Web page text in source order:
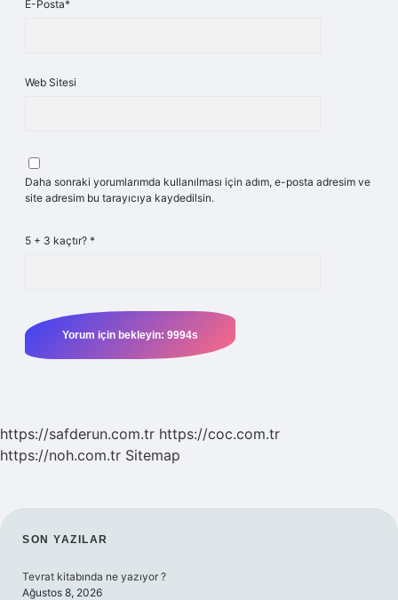
E-Posta*
Web Sitesi
Daha sonraki yorumlarımda kullanılması için adım, e-posta adresim ve
site adresim bu tarayıcıya kaydedilsin.
5 + 3 kaçtır? *
https://safderun.com.tr https://coc.com.tr
https://noh.com.tr Sitemap
SIDEBAR
SON YAZILAR
Tevrat kitabında ne yazıyor ?
Ağustos 8, 2026